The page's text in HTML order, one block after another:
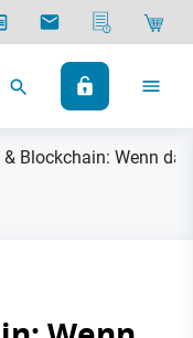
Blockchain: Wenn